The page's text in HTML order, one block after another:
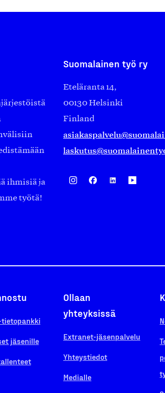
ihmisiä ja
työtä!
Suomalainen työ ry
Eteläranta 14,
00130 Helsinki
Finland
jäsenille
Ollaan
yhteyksissä
Extranet-jäsenpalvelu
Yhteystiedot
Medialle